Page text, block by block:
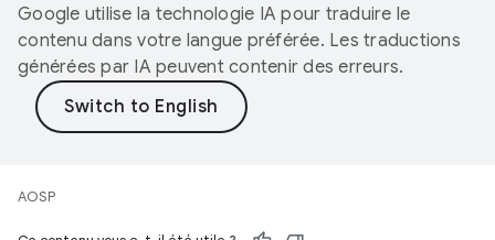
Google utilise la technologie IA pour traduire le
contenu dans votre langue préférée. Les traductions
générées par IA peuvent contenir des erreurs.
AOSP